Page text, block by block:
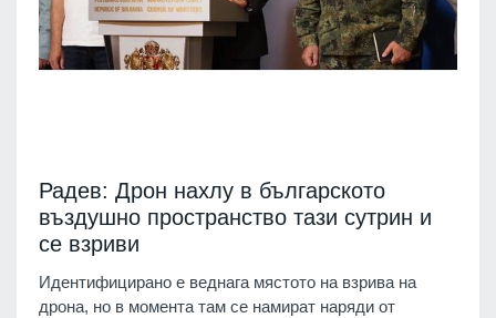
Радев: Дрон нахлу в българското
въздушно пространство тази сутрин и
се взриви
Идентифицирано е веднага мястото на взрива на
дрона, но в момента там се намират наряди от